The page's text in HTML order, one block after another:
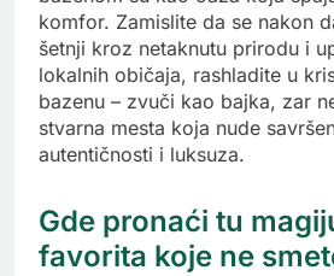
komfor. Zamislite da se nakon
šetnji kroz netaknutu prirodu i
lokalnih običaja, rashladite u
bazenu – zvuči kao bajka, zar
stvarna mesta koja nude
autentičnosti i luksuza.
Gde pronaći tu
favorita koje ne